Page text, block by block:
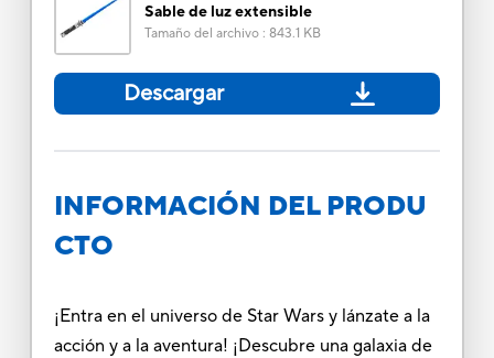
Sable de luz extensible
Tamaño del archivo: 843.1 KB
Descargar
INFORMACIÓN DEL PRODU
CTO
¡Entra en el universo de Star Wars y lánzate a la
acción y a la aventura! ¡Descubre una galaxia de